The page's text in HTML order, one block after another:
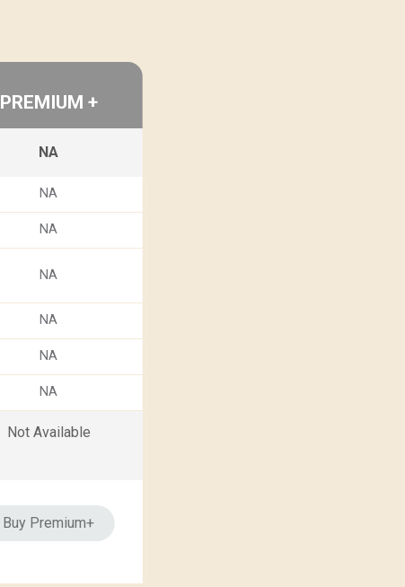
PREMIUM +
NA
NA
NA
NA
NA
NA
NA
Not Available
Buy Premium+